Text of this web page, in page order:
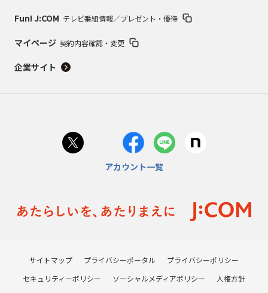
Fun! J:COM テレビ番組情報／プレゼント・優待
マイページ 契約内容確認・変更
企業サイト
アカウント一覧
サイトマップ プライバシーポータル
プライバシーポリシー
セキュリティーポリシー
ソーシャルメディアポリシー
人権方針